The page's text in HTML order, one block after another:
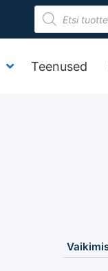
Products
search
Teenused